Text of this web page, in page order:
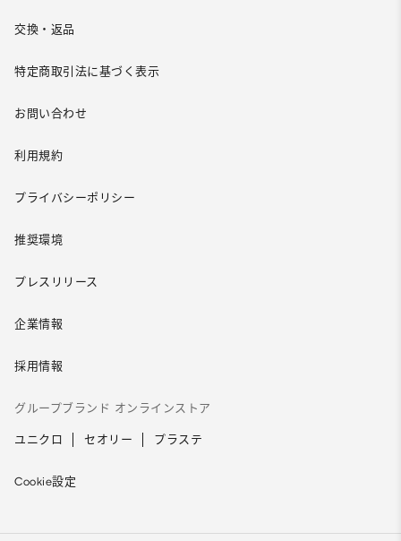
交換・返品
特定商取引法に基づく表示
お問い合わせ
利用規約
プライバシーポリシー
推奨環境
プレスリリース
企業情報
採用情報
グループブランド オンラインストア
ユニクロ セオリー プラステ
Cookie設定